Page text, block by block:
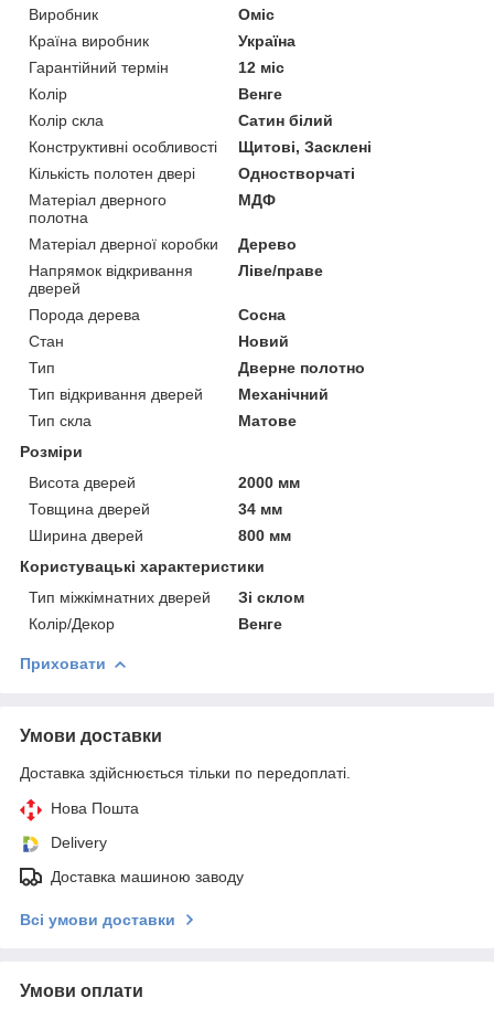
Виробник
Оміс
Країна виробник
Україна
Гарантійний термін
12 міс
Колір
Венге
Колір скла
Сатин білий
Конструктивні особливості
Щитові, Засклені
Кількість полотен двері
Одностворчаті
Матеріал дверного
полотна
МДФ
Матеріал дверної коробки
Дерево
Напрямок відкривання
дверей
Ліве/праве
Порода дерева
Сосна
Стан
Новий
Тип
Дверне полотно
Тип відкривання дверей
Механічний
Тип скла
Матове
Розміри
Висота дверей
2000 мм
Товщина дверей
34 мм
Ширина дверей
800 мм
Користувацькі характеристики
Тип міжкімнатних дверей
Зі склом
Колір/Декор
Венге
Приховати
Умови доставки
Доставка здійснюється тільки по передоплаті.
Нова Пошта
Delivery
Доставка машиною заводу
Всі умови доставки
Умови оплати